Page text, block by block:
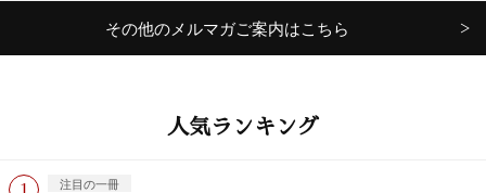
その他のメルマガご案内はこちら
人気ランキング
注目の一冊